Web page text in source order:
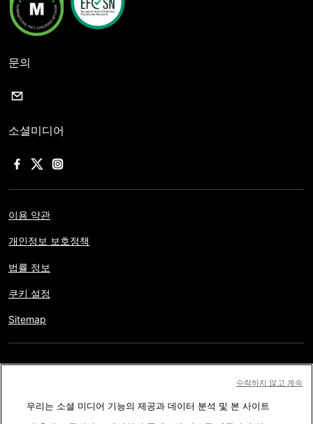
문의
소셜미디어
이용 약관
개인정보 보호정책
법률 정보
쿠키 설정
Sitemap
AFP와 계약 없이 저작물의 일부나 전체를 복사, 출판, 방송하는 것은
우리는 소셜 미디어 기능의 제공과 데이터 분석 및 본 사이트
수락하지 않고 계속